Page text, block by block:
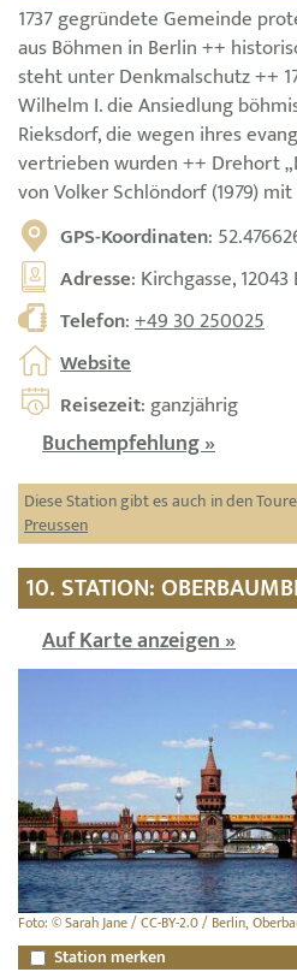
1737 gegründete Gemeinde
aus Böhmen in Berlin ++
steht unter Denkmalschutz ++
Wilhelm I. die Ansiedlung
Rieksdorf, die wegen ihres
vertrieben wurden ++ Drehort
von Volker Schlöndorf (1979)
GPS-Koordinaten:
Adresse: Kirchgasse,
Telefon:+49 30 250025
Website
Reisezeit: ganzjährig
Buchempfehlung »
Diese Station gibt es auch in den
Preussen
10. STATION:
Auf Karte anzeigen »
Foto: © Sarah Jane / CC-BY-2.0 / Berlin,
Station merken